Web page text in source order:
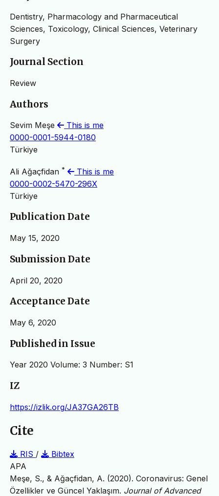
Dentistry, Pharmacology and Pharmaceutical
Sciences, Toxicology, Clinical Sciences, Veterinary
Surgery
Journal Section
Review
Authors
Sevim Meşe
This is me
0000-0001-5944-0180
Türkiye
Ali Ağaçfidan *
This is me
0000-0002-5470-296X
Türkiye
Publication Date
May 15, 2020
Submission Date
April 20, 2020
Acceptance Date
May 6, 2020
Published in Issue
Year 2020 Volume: 3 Number: S1
IZ
https://izlik.org/JA37GA26TB
Cite
RIS /
Bibtex
APA
Meşe, S., & Ağaçfidan, A. (2020). Coronavirus: Genel
Özellikler ve Güncel Yaklaşım. Journal of Advanced